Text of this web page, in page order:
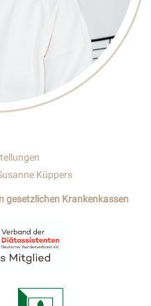
Küppers
gesetzlichen Krankenkassen